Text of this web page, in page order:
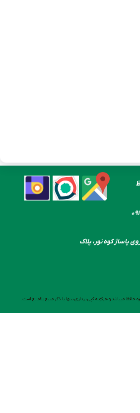
میباشد و هرگونه کپی برداری تنها با ذکر منبع بلامانع است.
پاساژ کوه نور، پلاک